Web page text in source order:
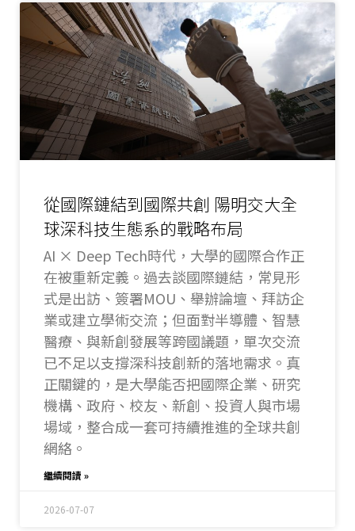
從國際鏈結到國際共創 陽明交大全
球深科技生態系的戰略布局
AI × Deep Tech時代，大學的國際合作正
在被重新定義。過去談國際鏈結，常見形
式是出訪、簽署MOU、舉辦論壇、拜訪企
業或建立學術交流；但面對半導體、智慧
醫療、與新創發展等跨國議題，單次交流
已不足以支撐深科技創新的落地需求。真
正關鍵的，是大學能否把國際企業、研究
機構、政府、校友、新創、投資人與市場
場域，整合成一套可持續推進的全球共創
網絡。
繼續閱讀 »
2026-07-07